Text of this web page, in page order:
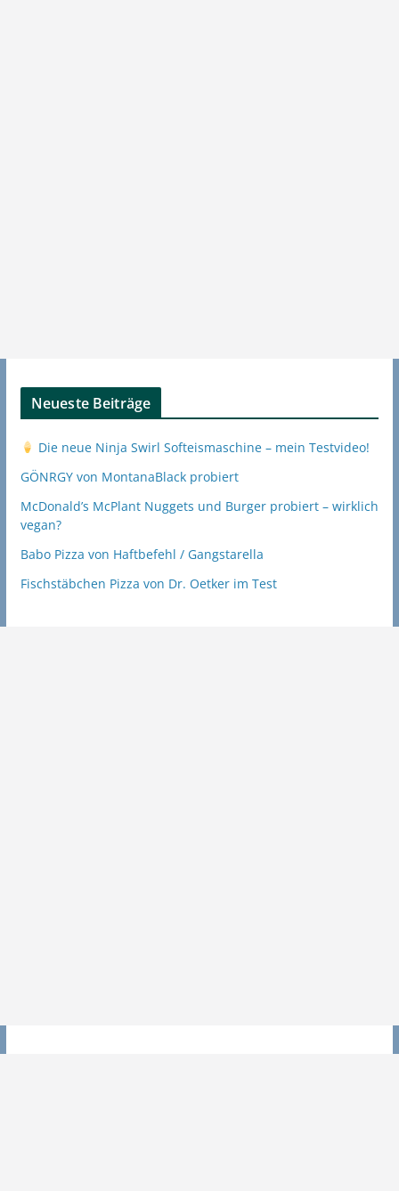
Neueste Beiträge
Die neue Ninja Swirl Softeismaschine – mein Testvideo!
GÖNRGY von MontanaBlack probiert
McDonald’s McPlant Nuggets und Burger probiert – wirklich
vegan?
Babo Pizza von Haftbefehl / Gangstarella
Fischstäbchen Pizza von Dr. Oetker im Test